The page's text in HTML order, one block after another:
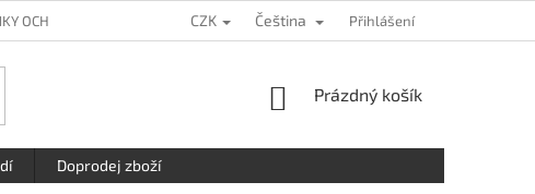
OCHRANY OSOBNÍCH ÚDAJŮ KDE NÁS NAJDETE NAPIŠTE NÁM
CZK Čeština Přihlášení
NÁKUPNÍ
Prázdný košík
Doprodej zboží